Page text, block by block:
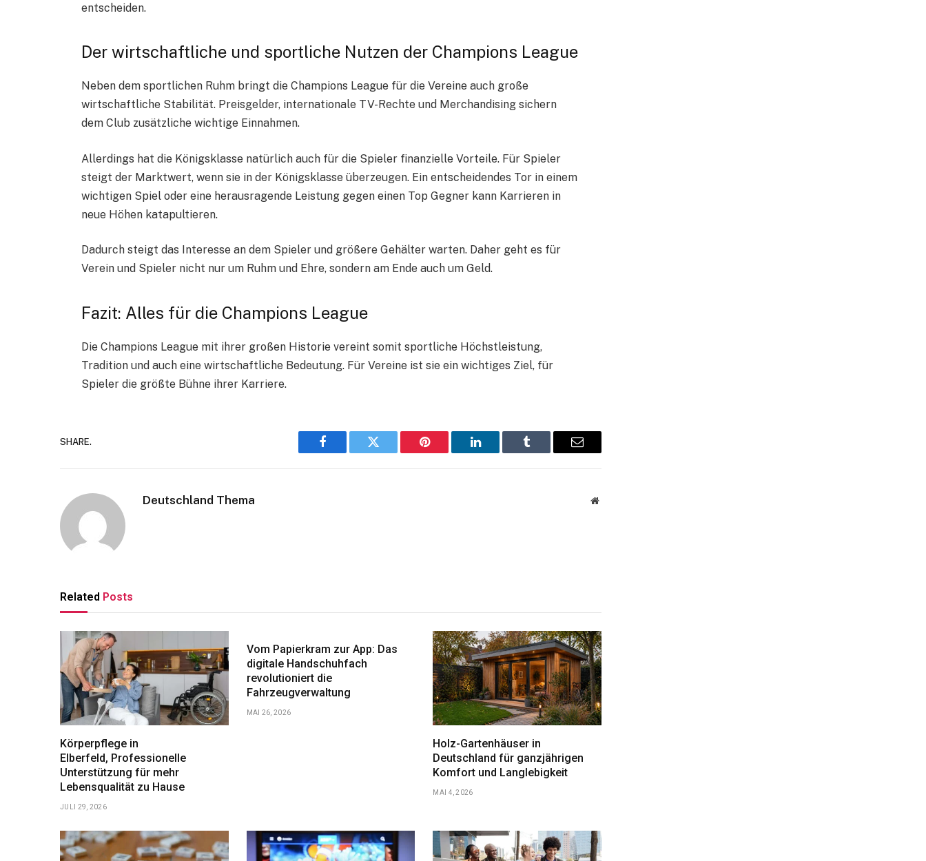
entscheiden.
Der wirtschaftliche und sportliche Nutzen der Champions League
Neben dem sportlichen Ruhm bringt die Champions League für die Vereine auch große
wirtschaftliche Stabilität. Preisgelder, internationale TV-Rechte und Merchandising sichern
dem Club zusätzliche wichtige Einnahmen.
Allerdings hat die Königsklasse natürlich auch für die Spieler finanzielle Vorteile. Für Spieler
steigt der Marktwert, wenn sie in der Königsklasse überzeugen. Ein entscheidendes Tor in einem
wichtigen Spiel oder eine herausragende Leistung gegen einen Top Gegner kann Karrieren in
neue Höhen katapultieren.
Dadurch steigt das Interesse an dem Spieler und größere Gehälter warten. Daher geht es für
Verein und Spieler nicht nur um Ruhm und Ehre, sondern am Ende auch um Geld.
Fazit: Alles für die Champions League
Die Champions League mit ihrer großen Historie vereint somit sportliche Höchstleistung,
Tradition und auch eine wirtschaftliche Bedeutung. Für Vereine ist sie ein wichtiges Ziel, für
Spieler die größte Bühne ihrer Karriere.
SHARE.
Facebook Twitter Pinterest LinkedIn Tumblr Email
Deutschland Thema Website
Related Posts
Körperpflege in
Elberfeld, Professionelle
Unterstützung für mehr
Lebensqualität zu Hause
JULI 29, 2026
Vom Papierkram zur App: Das
digitale Handschuhfach
revolutioniert die
Fahrzeugverwaltung
MAI 26, 2026
Holz-Gartenhäuser in
Deutschland für ganzjährigen
Komfort und Langlebigkeit
MAI 4, 2026